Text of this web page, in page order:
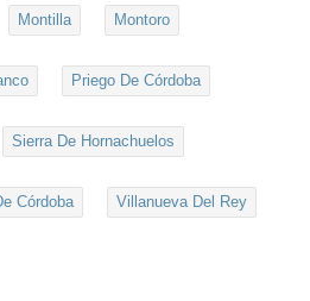
Montilla Montoro
Priego De Córdoba
Sierra De Hornachuelos
Córdoba Villanueva Del Rey